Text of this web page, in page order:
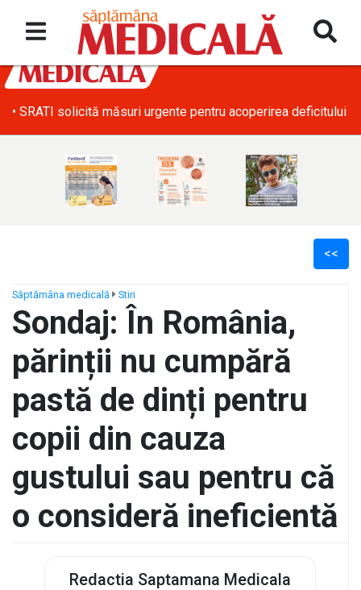
• SRATI solicită măsuri urgente pentru acoperirea deficitului
<<
Săptămâna medicală Stiri
Sondaj: În România,
părinții nu cumpără
pastă de dinți pentru
copii din cauza
gustului sau pentru că
o consideră ineficientă
Redactia Saptamana Medicala